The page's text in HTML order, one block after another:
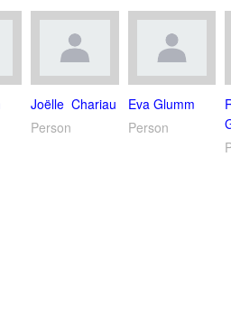
Joëlle Chariau
Person
Eva Glumm
Person